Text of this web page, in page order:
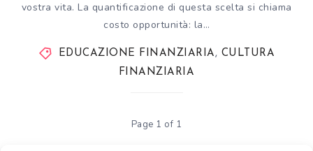
vostra vita. La quantificazione di questa scelta si chiama
costo opportunità: la…
EDUCAZIONE FINANZIARIA, CULTURA
FINANZIARIA
Page 1 of 1